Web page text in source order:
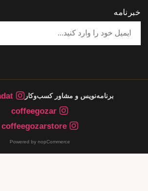
خبرنامه
برنامه‌نویس و مشاور کسب‌وکار
coffeegozar
coffeegozarstore
Powered by nopCommerce